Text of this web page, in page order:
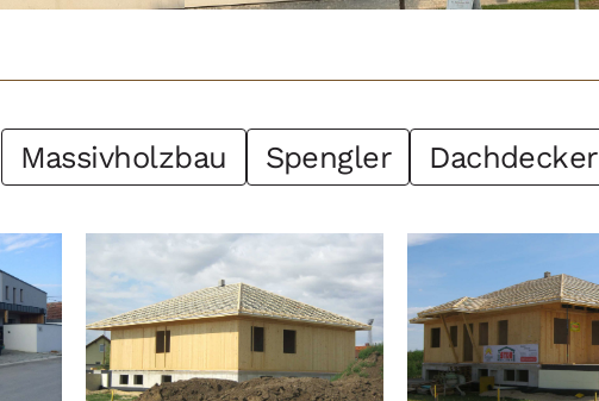
Post Filter
Massivholzbau Spengler Dachdecker